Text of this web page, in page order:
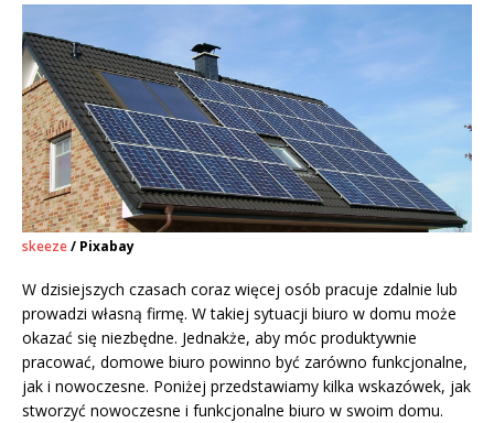
skeeze/ Pixabay
W dzisiejszych czasach coraz więcej osób pracuje zdalnie lub
prowadzi własną firmę. W takiej sytuacji biuro w domu może
okazać się niezbędne. Jednakże, aby móc produktywnie
pracować, domowe biuro powinno być zarówno funkcjonalne,
jak i nowoczesne. Poniżej przedstawiamy kilka wskazówek, jak
stworzyć nowoczesne i funkcjonalne biuro w swoim domu.